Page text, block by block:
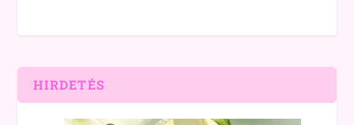
HIRDETÉS